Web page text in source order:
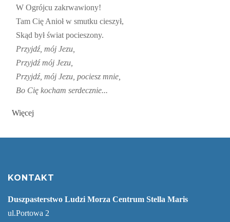
W Ogrójcu zakrwawiony!
Tam Cię Anioł w smutku cieszył,
Skąd był świat pocieszony.
Przyjdź, mój Jezu,
Przyjdź mój Jezu,
Przyjdź, mój Jezu, pociesz mnie,
Bo Cię kocham serdecznie...
Więcej
KONTAKT
Duszpasterstwo Ludzi Morza Centrum Stella Maris
ul.Portowa 2